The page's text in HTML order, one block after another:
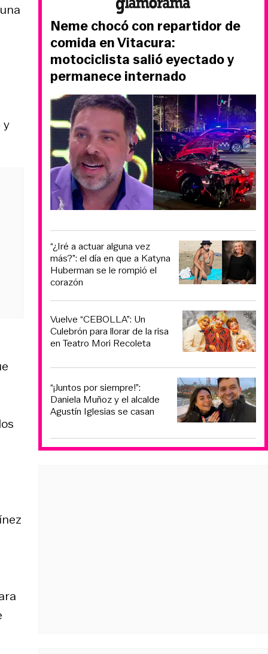
y
Neme chocó con repartidor de
comida en Vitacura:
motociclista salió eyectado y
permanece internado
“¿Iré a actuar alguna vez
más?”: el día en que a Katyna
Huberman se le rompió el
corazón
Vuelve “CEBOLLA”: Un
Culebrón para llorar de la risa
en Teatro Mori Recoleta
“¡Juntos por siempre!”:
Daniela Muñoz y el alcalde
Agustín Iglesias se casan